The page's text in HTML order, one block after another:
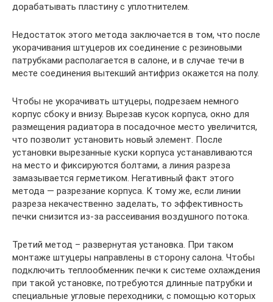
дорабатывать пластину с уплотнителем.
Недостаток этого метода заключается в том, что после
укорачивания штуцеров их соединение с резиновыми
патрубками располагается в салоне, и в случае течи в
месте соединения вытекший антифриз окажется на полу.
Чтобы не укорачивать штуцеры, подрезаем немного
корпус сбоку и внизу. Вырезав кусок корпуса, окно для
размещения радиатора в посадочное место увеличится,
что позволит установить новый элемент. После
установки вырезанные куски корпуса устанавливаются
на место и фиксируются болтами, а линия разреза
замазывается герметиком. Негативный факт этого
метода — разрезание корпуса. К тому же, если линии
разреза некачественно заделать, то эффективность
печки снизится из-за рассеивания воздушного потока.
Третий метод – развернутая установка. При таком
монтаже штуцеры направлены в сторону салона. Чтобы
подключить теплообменник печки к системе охлаждения
при такой установке, потребуются длинные патрубки и
специальные угловые переходники, с помощью которых